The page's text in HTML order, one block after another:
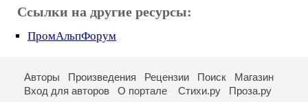
Ссылки на другие ресурсы:
ПромАльпФорум
Авторы Произведения Рецензии Поиск
Магазин
Вход для авторов
О портале Стихи.ру Проза.ру